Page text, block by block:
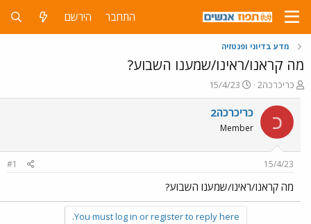
התחבר הירשם
מדע בדיוני ופנטזיה
מה קראנו/ראינו/שמענו השבוע?
פ
ו
ת
ח
ה
ש
א
כריכרכה2
פ
ו
ר
ס
ם
ר
ך
15/4/23
כ כריכרכה2
Member
15/4/23
#1
מה קראנו/ראינו/שמענו השבוע?
You must log in or register to reply here.